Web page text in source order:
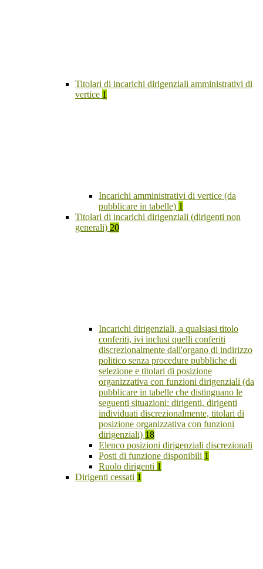
Titolari di incarichi dirigenziali amministrativi di
vertice 1
Incarichi amministrativi di vertice (da
pubblicare in tabelle) 1
Titolari di incarichi dirigenziali (dirigenti non
generali) 20
Incarichi dirigenziali, a qualsiasi titolo
conferiti, ivi inclusi quelli conferiti
discrezionalmente dall'organo di indirizzo
politico senza procedure pubbliche di
selezione e titolari di posizione
organizzativa con funzioni dirigenziali (da
pubblicare in tabelle che distinguano le
seguenti situazioni: dirigenti, dirigenti
individuati discrezionalmente, titolari di
posizione organizzativa con funzioni
dirigenziali) 18
Elenco posizioni dirigenziali discrezionali
Posti di funzione disponibili 1
Ruolo dirigenti 1
Dirigenti cessati 1